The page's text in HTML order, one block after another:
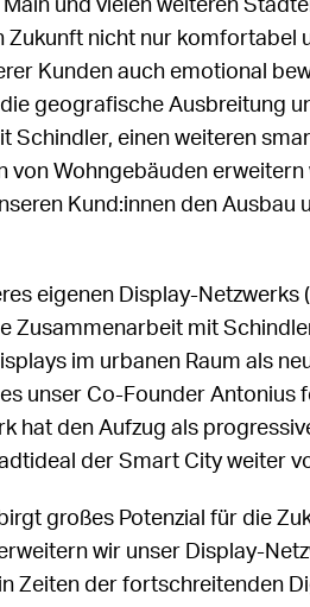
und vielen weiteren
Zukunft nicht nur komfortabel
Kunden auch emotional
geografische Ausbreitung
Schindler, einen weiteren
von Wohngebäuden
Kund:innen den
eigenen Display-
Zusammenarbeit mit
im urbanen Raum als
unser Co-Founder
hat den Aufzug als
der Smart City weiter
großes Potenzial für die
wir unser Display-
Zeiten der fortschreitenden